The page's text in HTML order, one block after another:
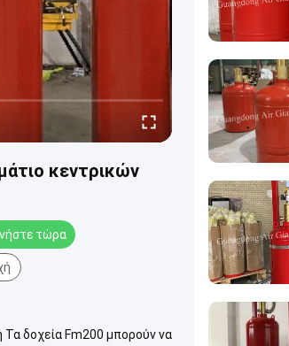
κεντρικών
τώρα
δοχεία Fm200 μπορούν να